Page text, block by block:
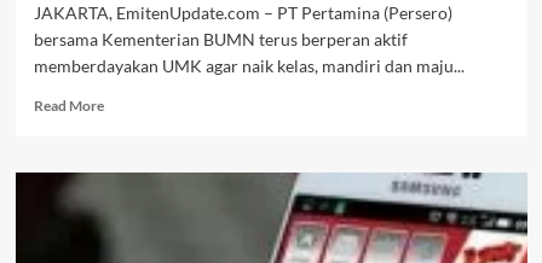
JAKARTA, EmitenUpdate.com – PT Pertamina (Persero)
bersama Kementerian BUMN terus berperan aktif
memberdayakan UMK agar naik kelas, mandiri dan maju...
Read MoreRead
INI
O.K.